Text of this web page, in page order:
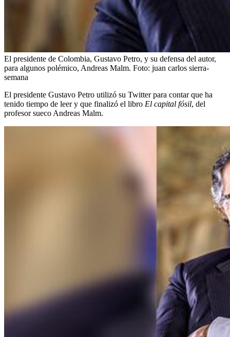
El presidente de Colombia, Gustavo Petro, y su defensa del autor,
para algunos polémico, Andreas Malm. Foto: juan carlos sierra-
semana
El presidente Gustavo Petro utilizó su Twitter para contar que ha
tenido tiempo de leer y que finalizó el libro El capital fósil, del
profesor sueco Andreas Malm.